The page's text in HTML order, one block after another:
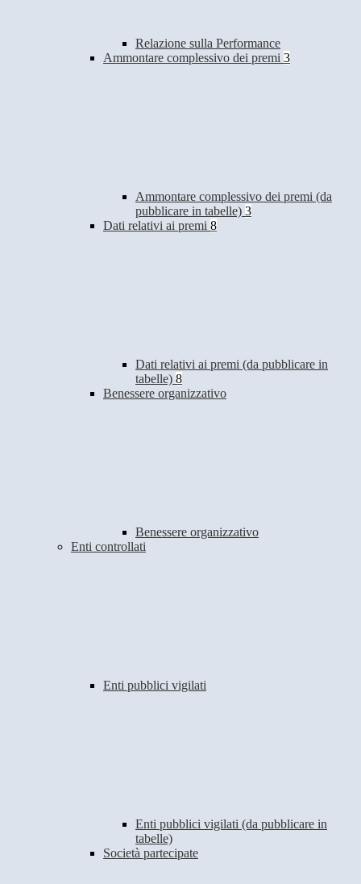
Relazione sulla Performance
Ammontare complessivo dei premi 3
Ammontare complessivo dei premi (da
pubblicare in tabelle) 3
Dati relativi ai premi 8
Dati relativi ai premi (da pubblicare in
tabelle) 8
Benessere organizzativo
Benessere organizzativo
Enti controllati
Enti pubblici vigilati
Enti pubblici vigilati (da pubblicare in
tabelle)
Società partecipate